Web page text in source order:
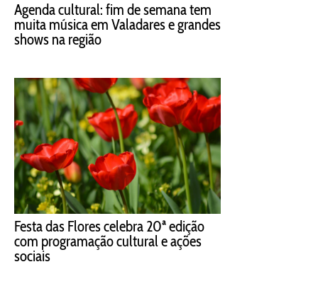
Agenda cultural: fim de semana tem
muita música em Valadares e grandes
shows na região
Festa das Flores celebra 20ª edição
com programação cultural e ações
sociais